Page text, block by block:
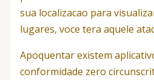
sua localizacao para
lugares, voce tera aquele
Apoquentar existem
conformidade zero